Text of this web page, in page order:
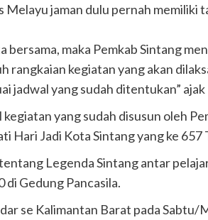
Melayu jaman dulu pernah memiliki
bersama, maka Pemkab Sintang
rangkaian kegiatan yang akan
jadwal yang sudah ditentukan”
yang sudah disusun oleh
Hari Jadi Kota Sintang yang ke 657
Legenda Sintang antar
di Gedung Pancasila.
se Kalimantan Barat pada